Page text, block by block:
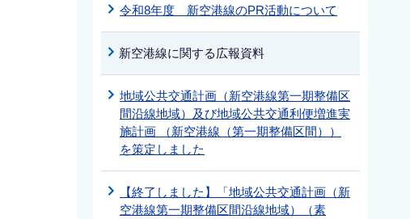
令和8年度 新空港線のPR活動について
新空港線に関する広報資料
地域公共交通計画（新空港線第一期整備区
間沿線地域）及び地域公共交通利便増進実
施計画 （新空港線（第一期整備区間））
を策定しました
【終了しました】「地域公共交通計画（新
空港線第一期整備区間沿線地域）（素